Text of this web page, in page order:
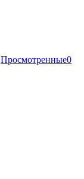
Просмотренные0